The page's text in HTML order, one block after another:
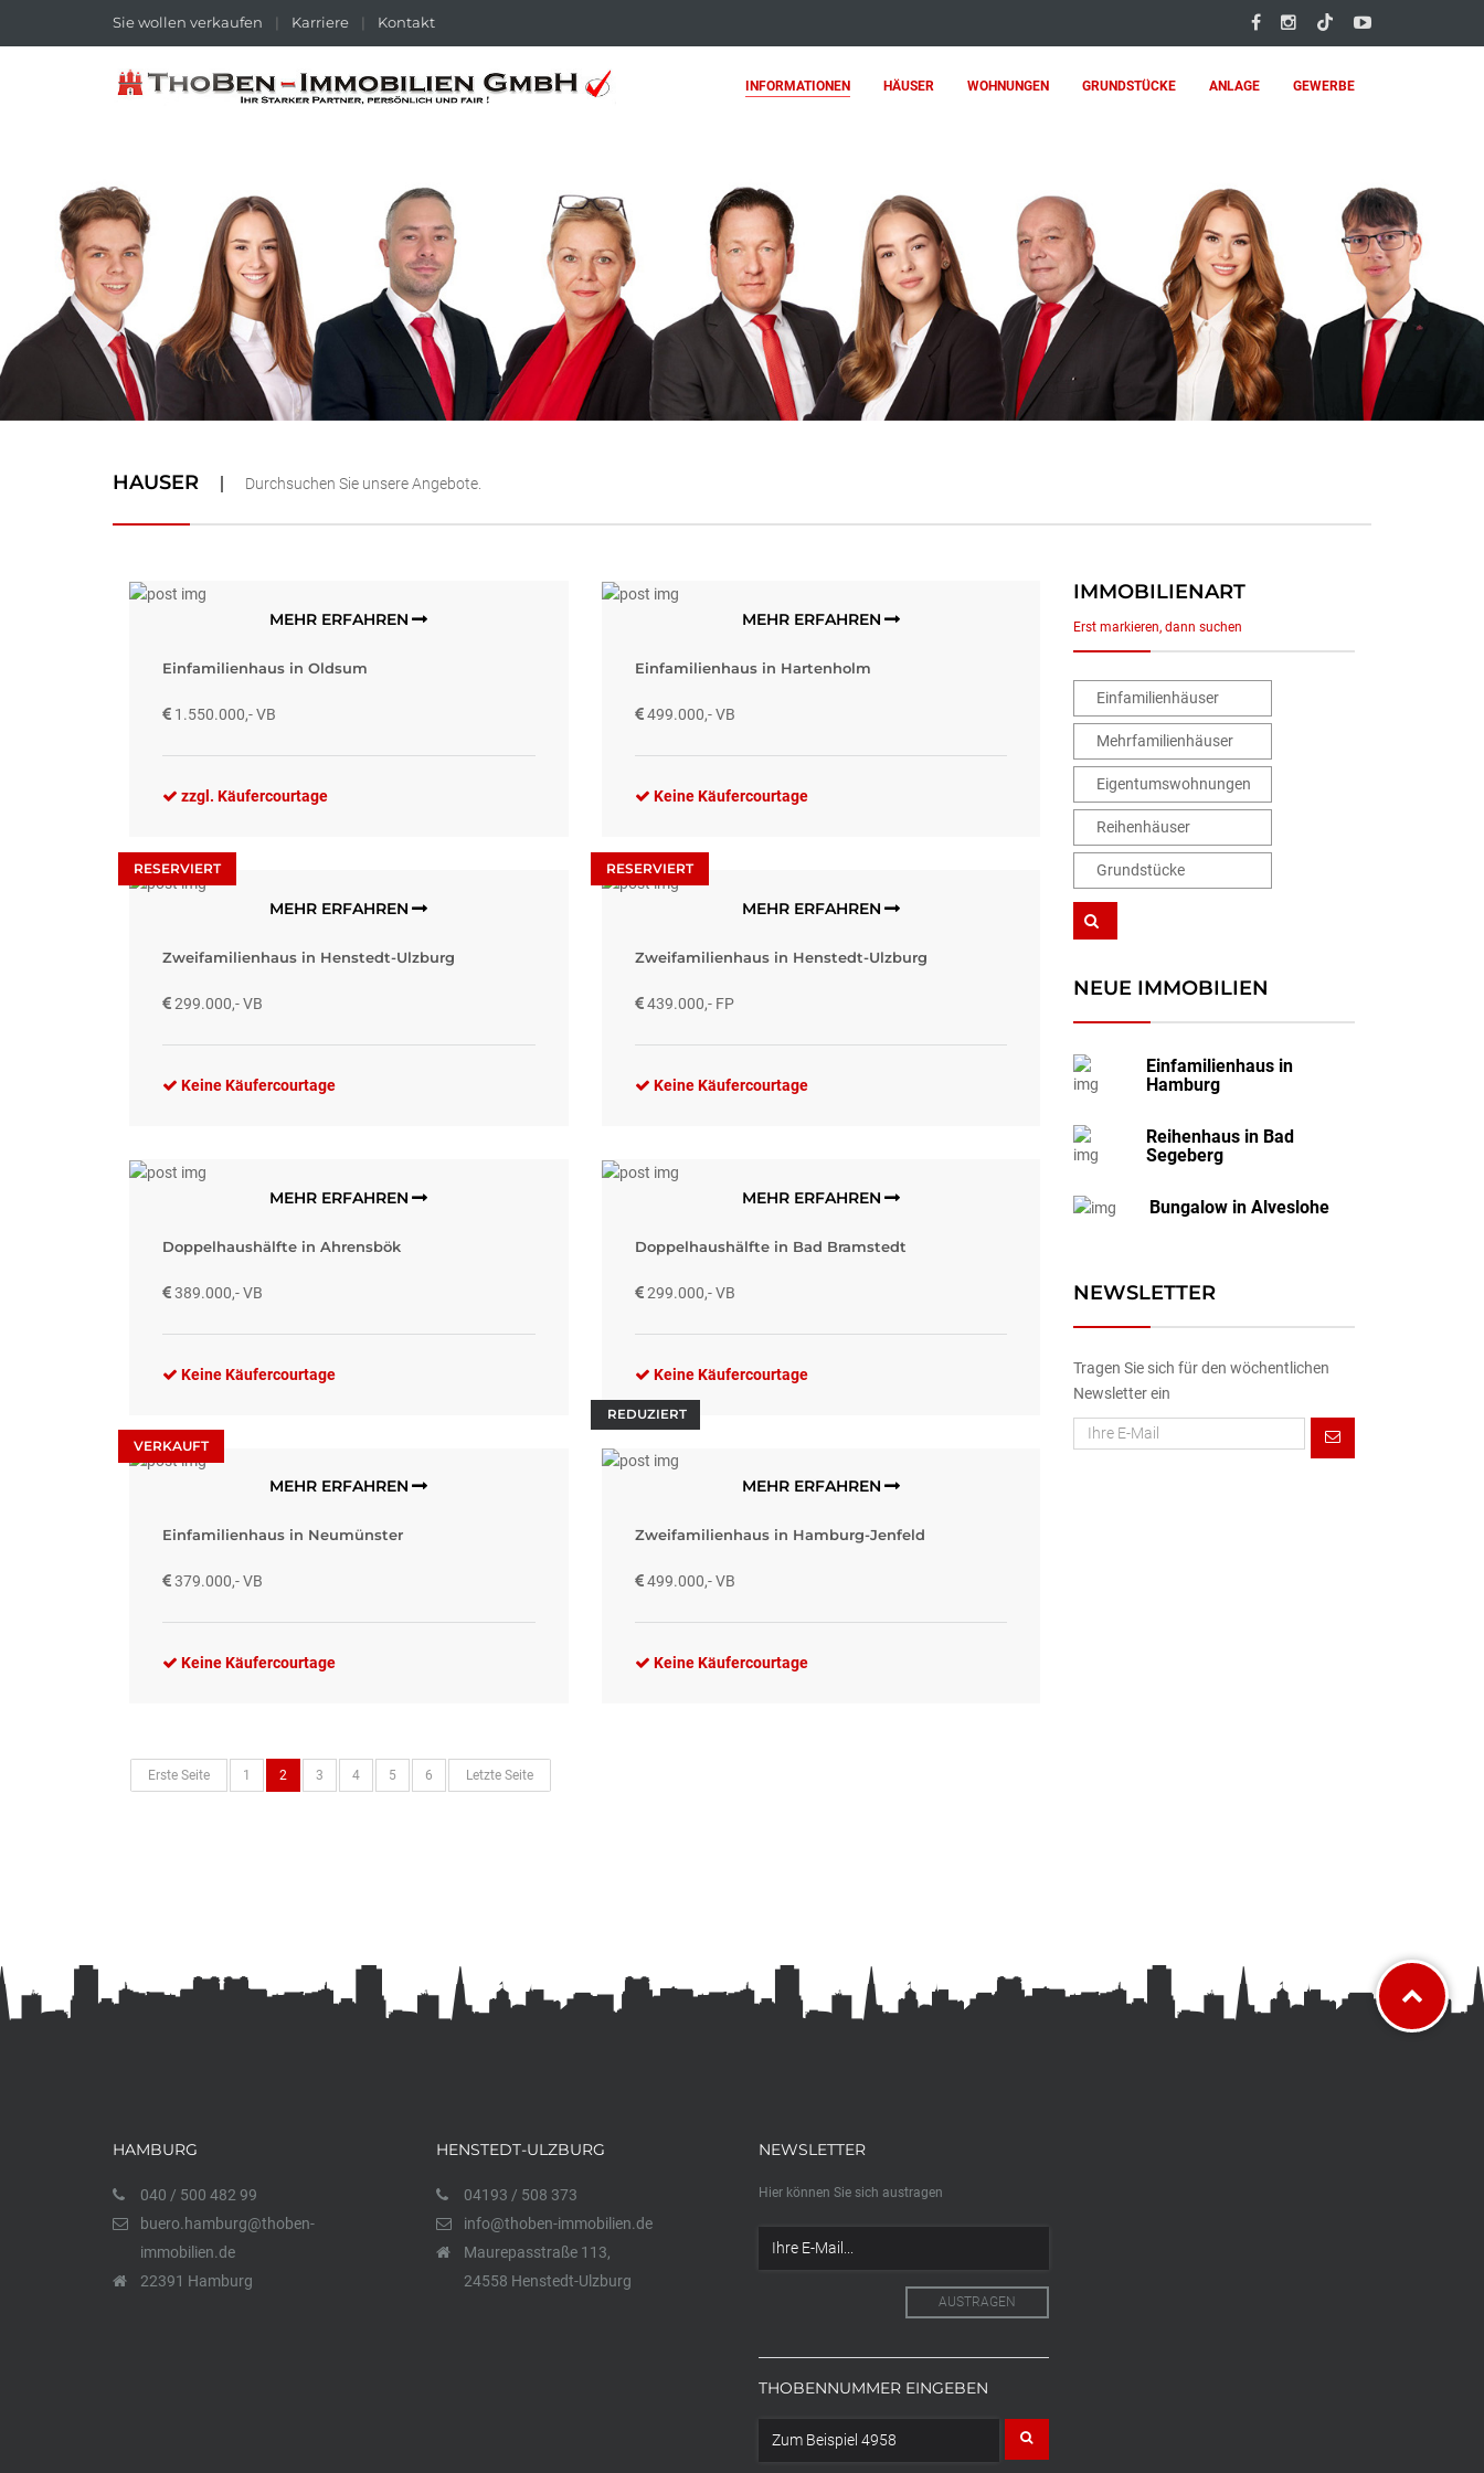
Sie wollen verkaufen | Karriere | Kontakt
INFORMATIONEN HÄUSER WOHNUNGEN GRUNDSTÜCKE ANLAGE GEWERBE
HAUSER Durchsuchen Sie unsere Angebote.
MEHR ERFAHREN
Einfamilienhaus in Oldsum
1.550.000,- VB
zzgl. Käufercourtage
MEHR ERFAHREN
Einfamilienhaus in Hartenholm
499.000,- VB
Keine Käufercourtage
RESERVIERT
MEHR ERFAHREN
Zweifamilienhaus in Henstedt-Ulzburg
299.000,- VB
Keine Käufercourtage
RESERVIERT
MEHR ERFAHREN
Zweifamilienhaus in Henstedt-Ulzburg
439.000,- FP
Keine Käufercourtage
MEHR ERFAHREN
Doppelhaushälfte in Ahrensbök
389.000,- VB
Keine Käufercourtage
MEHR ERFAHREN
Doppelhaushälfte in Bad Bramstedt
299.000,- VB
Keine Käufercourtage
VERKAUFT
MEHR ERFAHREN
Einfamilienhaus in Neumünster
379.000,- VB
Keine Käufercourtage
REDUZIERT
MEHR ERFAHREN
Zweifamilienhaus in Hamburg-Jenfeld
499.000,- VB
Keine Käufercourtage
Erste Seite 1 2 3 4 5 6 Letzte Seite
IMMOBILIENART
Erst markieren, dann suchen
Einfamilienhäuser
Mehrfamilienhäuser
Eigentumswohnungen
Reihenhäuser
Grundstücke
NEUE IMMOBILIEN
Einfamilienhaus in
Hamburg
Reihenhaus in Bad
Segeberg
Bungalow in Alveslohe
NEWSLETTER
Tragen Sie sich für den wöchentlichen
Newsletter ein
HAMBURG
040 / 500 482 99
buero.hamburg@thoben-
immobilien.de
22391 Hamburg
HENSTEDT-ULZBURG
04193 / 508 373
info@thoben-immobilien.de
Maurepasstraße 113,
24558 Henstedt-Ulzburg
NEWSLETTER
Hier können Sie sich austragen
THOBENNUMMER EINGEBEN